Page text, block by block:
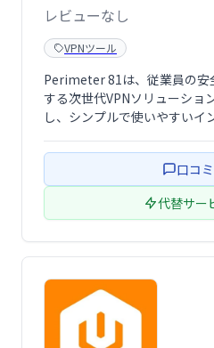
レビューなし
VPNツール
Perimeter 81は、従業員の安
する次世代VPNソリューショ
し、シンプルで使いやすいイ
えが多いユーザーにも最適で
ます。ハードウェア不要 …
口コ
代替サー